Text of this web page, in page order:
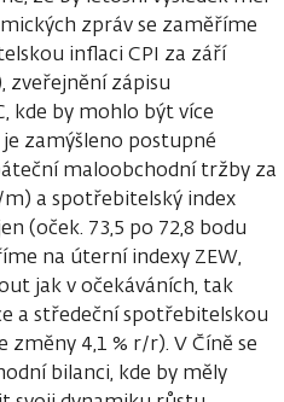
zpráv se zaměříme
inflaci CPI za září
zveřejnění zápisu
kde by mohlo být více
zamýšleno postupné
maloobchodní tržby za
a spotřebitelský index
(oček. 73,5 po 72,8 bodu
na úterní indexy ZEW,
jak v očekáváních, tak
a středeční spotřebitelskou
změny 4,1 % r/r). V Číně se
bilanci, kde by měly